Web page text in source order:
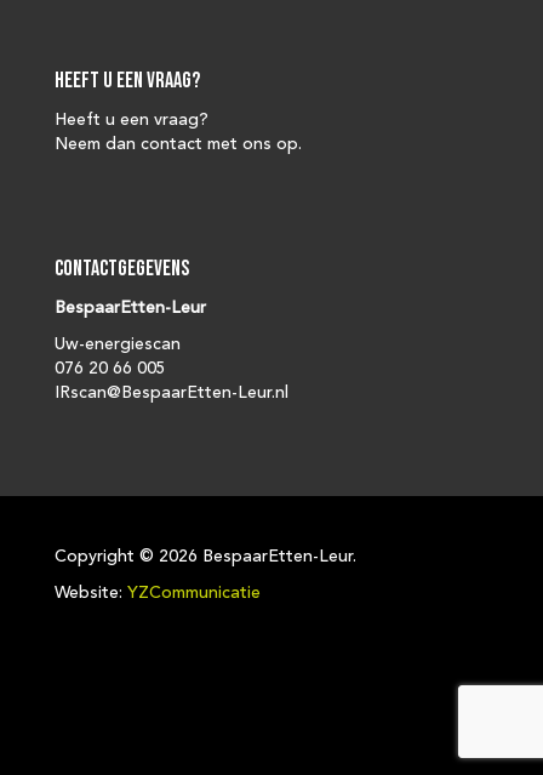
Heeft u een vraag?
Heeft u een vraag?
Neem dan contact met ons op.
Contactgegevens
BespaarEtten-Leur
Uw-energiescan
076 20 66 005
IRscan@BespaarEtten-Leur.nl
Copyright © 2026 BespaarEtten-Leur.
Website: YZCommunicatie